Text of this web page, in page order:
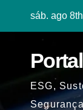
sáb. ago
ESG,